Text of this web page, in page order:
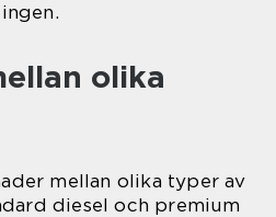
olika
mellan olika typer av
diesel och premium